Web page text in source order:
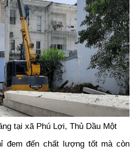
tại xã Phú Lợi, Thủ Dầu Một
đem đến chất lượng tốt mà còn